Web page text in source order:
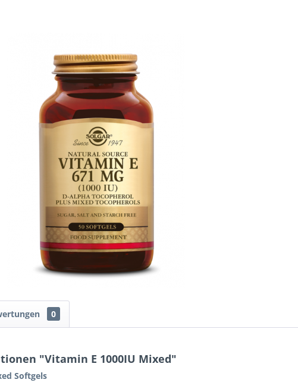
0
"Vitamin E 1000IU Mixed"
Softgels